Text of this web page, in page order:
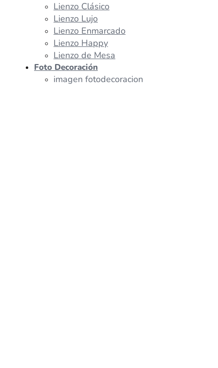
Lienzo Clásico
Lienzo Lujo
Lienzo Enmarcado
Lienzo Happy
Lienzo de Mesa
Foto Decoración
imagen fotodecoracion